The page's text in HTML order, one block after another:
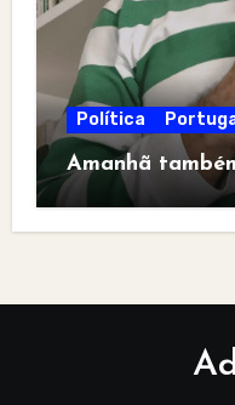
Política
Amanhã